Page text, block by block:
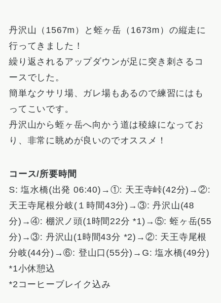
丹沢山（1567m）と蛭ヶ岳（1673m）の縦走に
行ってきました！
繰り返されるアップダウンが足に突き刺さるコ
ースでした。
簡単なクサリ場、ガレ場もあるので練習にはも
ってこいです。
丹沢山から蛭ヶ岳へ向かう道は稜線になってお
り、非常に眺めが良いのでオススメ！
コース/所要時間
S: 塩水橋(出発 06:40)→①: 天王寺峠(42分)→②:
天王寺尾根分岐(１時間43分)→③: 丹沢山(48
分)→④: 棚沢ノ頭(1時間22分 *1)→⑤: 蛭ヶ岳(55
分)→③: 丹沢山(1時間43分 *2)→②: 天王寺尾根
分岐(44分)→⑥: 登山口(55分)→G: 塩水橋(49分)
*1小休憩込
*2コーヒーブレイク込み